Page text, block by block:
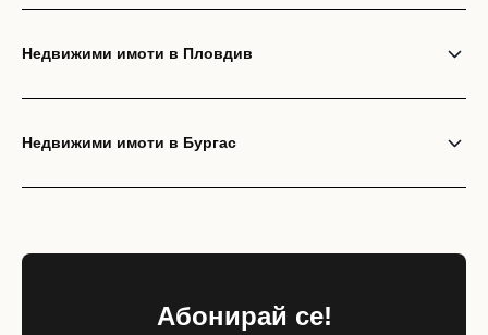
Недвижими имоти в Пловдив
Недвижими имоти в Бургас
Абонирай се!